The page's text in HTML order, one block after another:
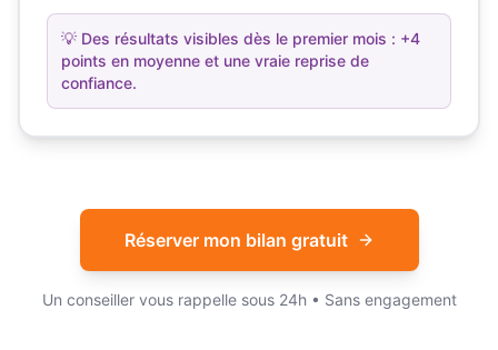
💡 Des résultats visibles dès le premier mois : +4
points en moyenne et une vraie reprise de
confiance.
Réserver mon bilan gratuit
Un conseiller vous rappelle sous 24h • Sans engagement